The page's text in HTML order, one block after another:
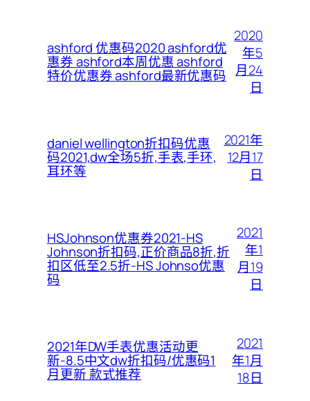
ashford 优惠码2020 ashford优
惠券 ashford本周优惠 ashford
特价优惠券 ashford最新优惠码
2020
年5
月24
日
daniel wellington折扣码优惠
码2021,dw全场5折,手表,手环,
耳环等
2021年
12月17
日
HSJohnson优惠券2021-HS
Johnson折扣码,正价商品8折,折
扣区低至2.5折-HS Johnso优惠
码
2021
年1
月19
日
2021年DW手表优惠活动更
新-8.5中文dw折扣码/优惠码1
月更新 款式推荐
2021
年1月
18日